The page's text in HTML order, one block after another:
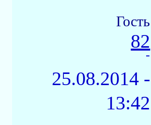
Гость
82
-
25.08.2014 -
13:42